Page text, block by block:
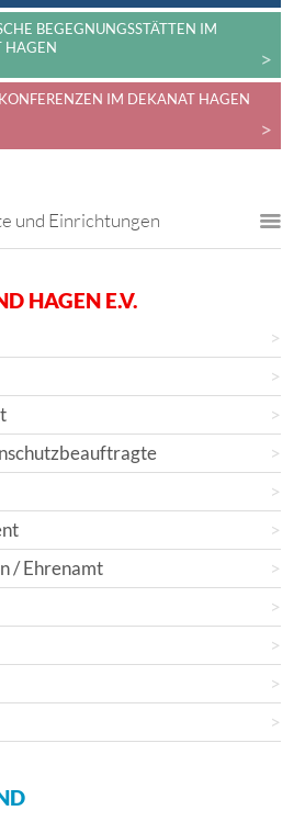
BEGEGNUNGSSTÄTTEN IM
HAGEN
IM DEKANAT HAGEN
und Einrichtungen
HAGEN E.V.
/ Ehrenamt